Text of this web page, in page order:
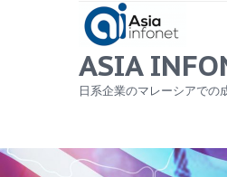
ASIA
日系企業のマレーシアでの